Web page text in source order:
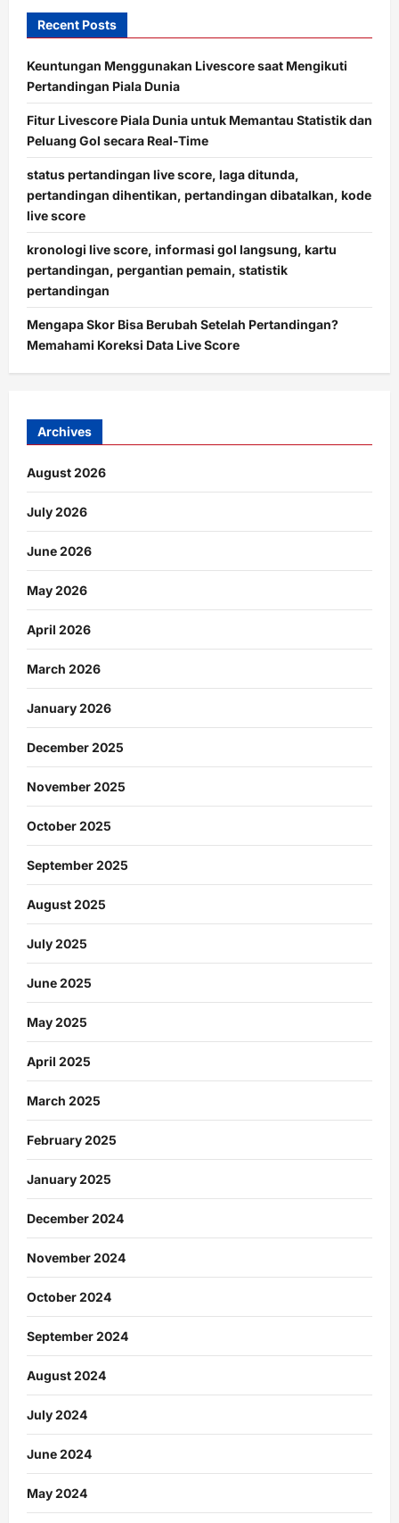
Recent Posts
Keuntungan Menggunakan Livescore saat Mengikuti
Pertandingan Piala Dunia
Fitur Livescore Piala Dunia untuk Memantau Statistik dan
Peluang Gol secara Real-Time
status pertandingan live score, laga ditunda,
pertandingan dihentikan, pertandingan dibatalkan, kode
live score
kronologi live score, informasi gol langsung, kartu
pertandingan, pergantian pemain, statistik
pertandingan
Mengapa Skor Bisa Berubah Setelah Pertandingan?
Memahami Koreksi Data Live Score
Archives
August 2026
July 2026
June 2026
May 2026
April 2026
March 2026
January 2026
December 2025
November 2025
October 2025
September 2025
August 2025
July 2025
June 2025
May 2025
April 2025
March 2025
February 2025
January 2025
December 2024
November 2024
October 2024
September 2024
August 2024
July 2024
June 2024
May 2024